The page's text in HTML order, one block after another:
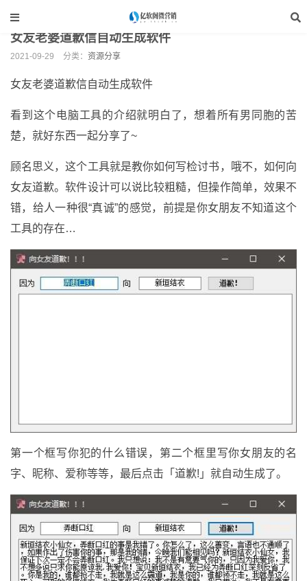
当前位置： 教程分享 > 资源分享
女友老婆道歉信自动生成软件
2021-09-29 分类： 资源分享
女友老婆道歉信自动生成软件
看到这个电脑工具的介绍就明白了，想着所有男同胞的苦
楚，就好东西一起分享了~
顾名思义，这个工具就是教你如何写检讨书，哦不，如何向
女友道歉。软件设计可以说比较粗糙，但操作简单，效果不
错，给人一种很“真诚”的感觉，前提是你女朋友不知道这个
工具的存在…
第一个框写你犯的什么错误，第二个框里写你女朋友的名
字、昵称、爱称等等，最后点击「道歉!」就自动生成了。